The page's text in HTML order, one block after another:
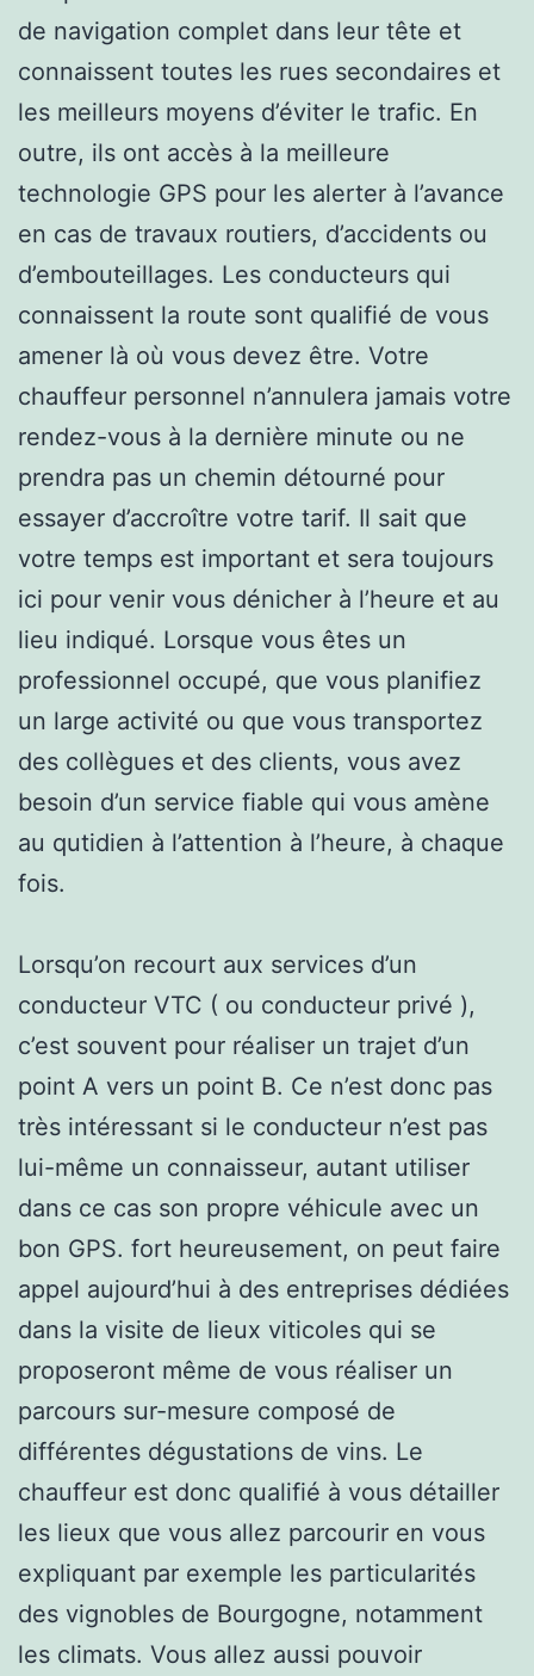
de navigation complet dans leur tête et
connaissent toutes les rues secondaires et
les meilleurs moyens d’éviter le trafic. En
outre, ils ont accès à la meilleure
technologie GPS pour les alerter à l’avance
en cas de travaux routiers, d’accidents ou
d’embouteillages. Les conducteurs qui
connaissent la route sont qualifié de vous
amener là où vous devez être. Votre
chauffeur personnel n’annulera jamais votre
rendez-vous à la dernière minute ou ne
prendra pas un chemin détourné pour
essayer d’accroître votre tarif. Il sait que
votre temps est important et sera toujours
ici pour venir vous dénicher à l’heure et au
lieu indiqué. Lorsque vous êtes un
professionnel occupé, que vous planifiez
un large activité ou que vous transportez
des collègues et des clients, vous avez
besoin d’un service fiable qui vous amène
au qutidien à l’attention à l’heure, à chaque
fois.
Lorsqu’on recourt aux services d’un
conducteur VTC ( ou conducteur privé ),
c’est souvent pour réaliser un trajet d’un
point A vers un point B. Ce n’est donc pas
très intéressant si le conducteur n’est pas
lui-même un connaisseur, autant utiliser
dans ce cas son propre véhicule avec un
bon GPS. fort heureusement, on peut faire
appel aujourd’hui à des entreprises dédiées
dans la visite de lieux viticoles qui se
proposeront même de vous réaliser un
parcours sur-mesure composé de
différentes dégustations de vins. Le
chauffeur est donc qualifié à vous détailler
les lieux que vous allez parcourir en vous
expliquant par exemple les particularités
des vignobles de Bourgogne, notamment
les climats. Vous allez aussi pouvoir